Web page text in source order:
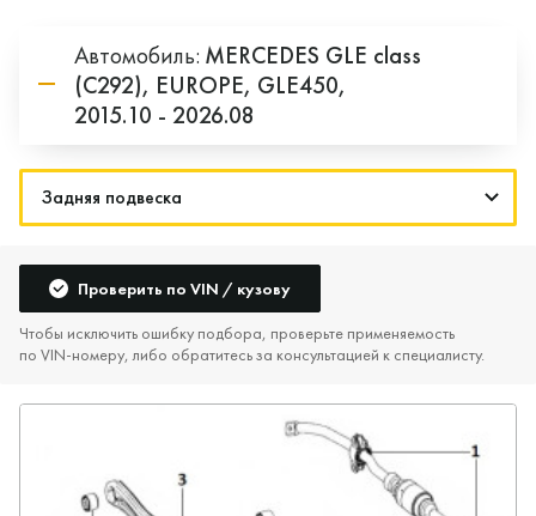
Автомобиль: MERCEDES GLE class
(C292), EUROPE, GLE450,
2015.10 - 2026.08
Проверить по VIN / кузову
Чтобы исключить ошибку подбора, проверьте применяемость
по VIN‑номеру, либо обратитесь за консультацией к специалисту.